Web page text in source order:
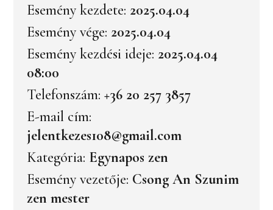
Esemény kezdete: 2025.04.04
Esemény vége: 2025.04.04
Esemény kezdési ideje: 2025.04.04
08:00
Telefonszám:+36 20 257 3857
E-mail cím:
jelentkezes108@gmail.com
Kategória: Egynapos zen
Esemény vezetője: Csong An Szunim
zen mester